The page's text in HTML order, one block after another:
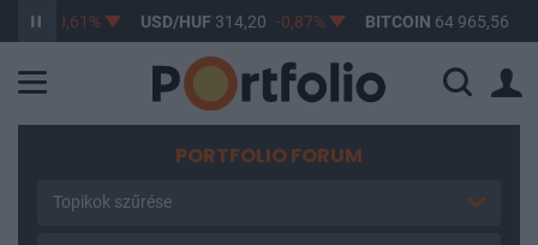
-0,61% USD/HUF314,20 -0,87% BITCOIN64 965,56
PORTFOLIO FORUM
Topikok szűrése